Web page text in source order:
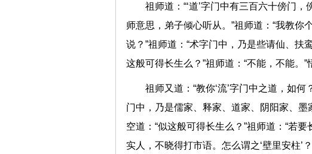
祖师道：“‘道’字门中有三百六十傍门
师意思，弟子倾心听从。”祖师道：“我教你
说？”祖师道：“术字门中，乃是些请仙、扶
这般可得长生么？”祖师道：“不能，不能
祖师又道：“教你‘流’字门中之道，如何
门中，乃是儒家、释家、道家、阴阳家、
空道：“似这般可得长生么？”祖师道：“若
实人，不晓得打市语。怎么谓之‘壁里安柱’